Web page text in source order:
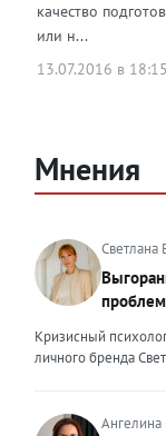
качество
или н...
13.07.2016 в
Мнения
Светлана
Кризисный
личного бренда
проблемой, однако
Ангелина